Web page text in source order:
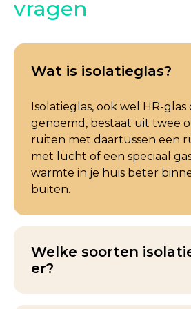
vragen
Wat is isolatieglas?
Isolatieglas, ook wel HR-
genoemd, bestaat uit twee
ruiten met daartussen een
met lucht of een speciaal
warmte in je huis beter
buiten.
Welke soorten
er?